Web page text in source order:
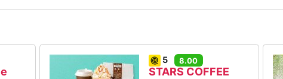
5 8.00
STARS COFFEE